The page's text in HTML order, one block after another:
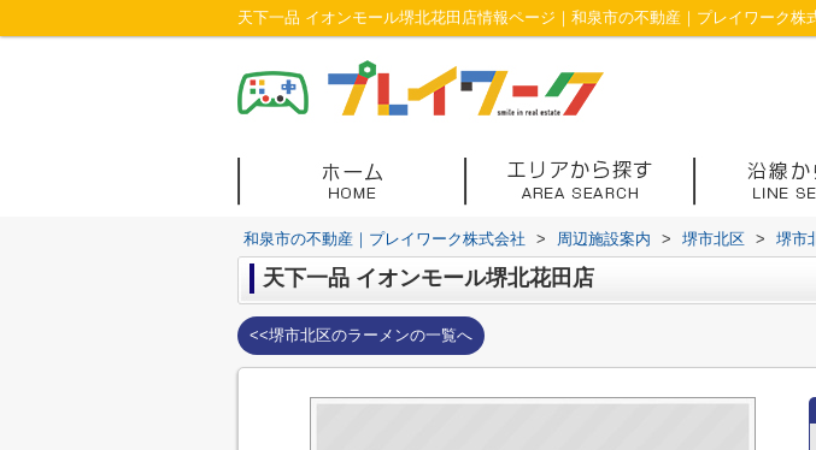
天下一品 イオンモール堺北花田店情報ページ｜和泉市の不動産｜プレイワーク株
和泉市の不動産｜プレイワーク株式会社 > 周辺施設案内 > 堺市北区 > 堺市
天下一品 イオンモール堺北花田店
<<堺市北区のラーメンの一覧へ